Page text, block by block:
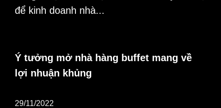
để kinh doanh nhà...
Ý tưởng mở nhà hàng buffet mang về
lợi nhuận khủng
29/11/2022